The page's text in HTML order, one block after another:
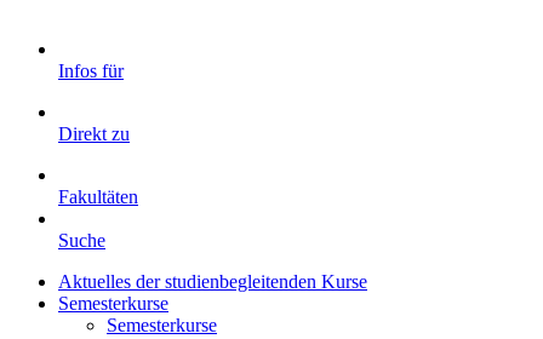
Infos für
Direkt zu
Fakultäten
Suche
Aktuelles der studienbegleitenden Kurse
Semesterkurse
Semesterkurse